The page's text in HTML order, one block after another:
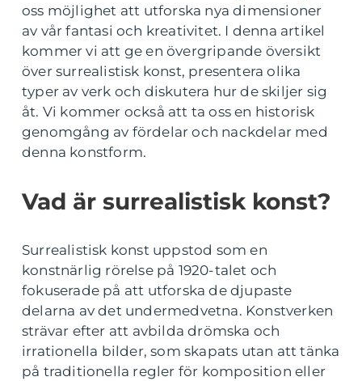
oss möjlighet att utforska nya dimensioner
av vår fantasi och kreativitet. I denna artikel
kommer vi att ge en övergripande översikt
över surrealistisk konst, presentera olika
typer av verk och diskutera hur de skiljer sig
åt. Vi kommer också att ta oss en historisk
genomgång av fördelar och nackdelar med
denna konstform.
Vad är surrealistisk konst?
Surrealistisk konst uppstod som en
konstnärlig rörelse på 1920-talet och
fokuserade på att utforska de djupaste
delarna av det undermedvetna. Konstverken
strävar efter att avbilda drömska och
irrationella bilder, som skapats utan att tänka
på traditionella regler för komposition eller